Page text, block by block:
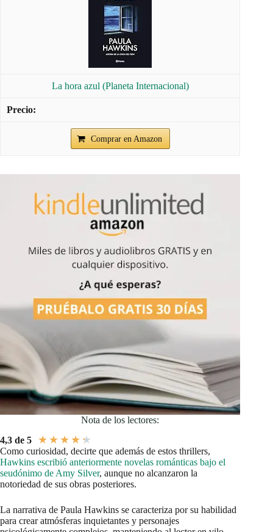
La hora azul (Planeta Internacional)
Comprar en Amazon
Nota de los lectores:
4,3 de 5
★ ★ ★ ★ ★
Como curiosidad, decirte que además de estos thrillers,
Hawkins escribió anteriormente novelas románticas bajo el
seudónimo de Amy Silver, aunque no alcanzaron la
notoriedad de sus obras posteriores.
La narrativa de Paula Hawkins se caracteriza por su habilidad
para crear atmósferas inquietantes y personajes